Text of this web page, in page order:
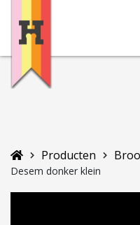
Producten
Desem donker klein